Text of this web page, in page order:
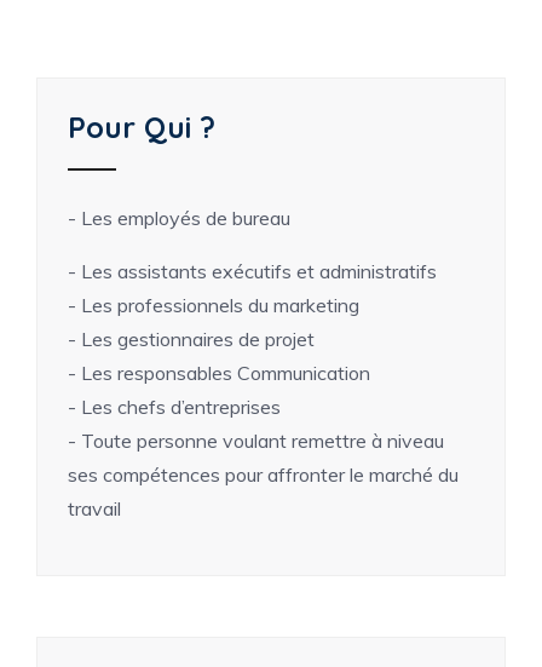
Pour Qui ?
- Les employés de bureau
- Les assistants exécutifs et administratifs
- Les professionnels du marketing
- Les gestionnaires de projet
- Les responsables Communication
- Les chefs d’entreprises
- Toute personne voulant remettre à niveau
ses compétences pour affronter le marché du
travail